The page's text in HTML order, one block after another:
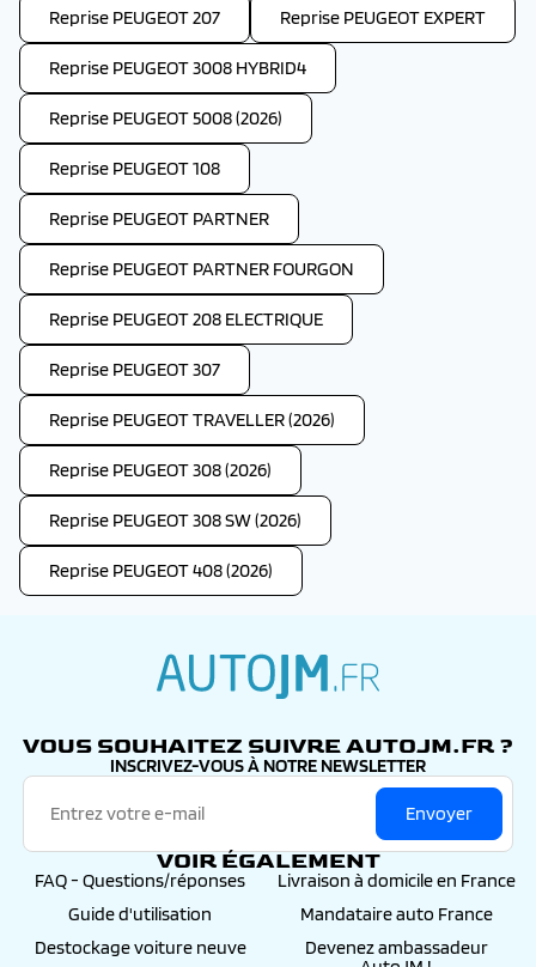
Reprise PEUGEOT 207 Reprise PEUGEOT EXPERT
Reprise PEUGEOT 3008 HYBRID4
Reprise PEUGEOT 5008 (2026)
Reprise PEUGEOT 108
Reprise PEUGEOT PARTNER
Reprise PEUGEOT PARTNER FOURGON
Reprise PEUGEOT 208 ELECTRIQUE
Reprise PEUGEOT 307
Reprise PEUGEOT TRAVELLER (2026)
Reprise PEUGEOT 308 (2026)
Reprise PEUGEOT 308 SW (2026)
Reprise PEUGEOT 408 (2026)
VOUS SOUHAITEZ SUIVRE AUTOJM.FR ?
INSCRIVEZ-VOUS À NOTRE NEWSLETTER
Envoyer
VOIR ÉGALEMENT
FAQ - Questions/réponses
Livraison à domicile en France
Guide d'utilisation
Mandataire auto France
Destockage voiture neuve
Devenez ambassadeur